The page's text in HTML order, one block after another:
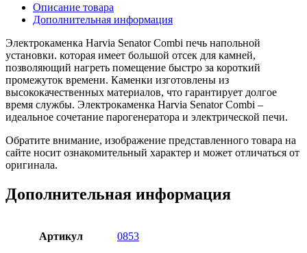
Описание товара
Дополнительная информация
Электрокаменка Harvia Senator Combi печь напольной
установки. которая имеет большой отсек для камней,
позволяющий нагреть помещение быстро за короткий
промежуток времени. Каменки изготовлены из
высококачественных материалов, что гарантирует долгое
время службы. Электрокаменка Harvia Senator Combi –
идеальное сочетание парогенератора и электрической печи.
Обратите внимание, изображение представленного товара на
сайте носит ознакомительный характер и может отличаться от
оригинала.
Дополнительная информация
Артикул 0853